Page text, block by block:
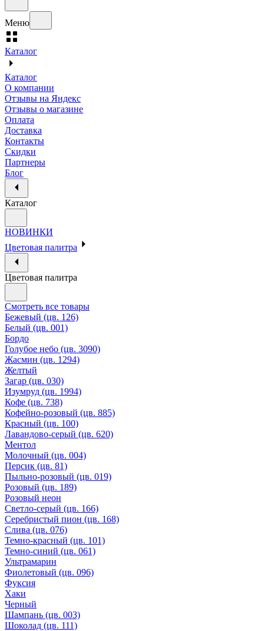
Меню
Каталог
Каталог
О компании
Отзывы на Яндекс
Отзывы о магазине
Оплата
Доставка
Контакты
Скидки
Партнеры
Блог
Каталог
НОВИНКИ
Цветовая палитра
Цветовая палитра
Смотреть все товары
Бежевый (цв. 126)
Белый (цв. 001)
Бордо
Голубое небо (цв. 3090)
Жасмин (цв. 1294)
Желтый
Загар (цв. 030)
Изумруд (цв. 1994)
Кофе (цв. 738)
Кофейно-розовый (цв. 885)
Красный (цв. 100)
Лавандово-серый (цв. 620)
Ментол
Молочный (цв. 004)
Персик (цв. 81)
Пыльно-розовый (цв. 019)
Розовый (цв. 189)
Розовый неон
Светло-серый (цв. 166)
Серебристый пион (цв. 168)
Слива (цв. 076)
Темно-красный (цв. 101)
Темно-синий (цв. 061)
Ультрамарин
Фиолетовый (цв. 096)
Фуксия
Хаки
Черный
Шампань (цв. 003)
Шоколад (цв. 111)